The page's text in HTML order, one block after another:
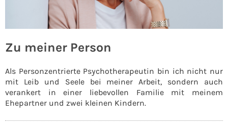
Zu meiner Person
Als Personzentrierte Psychotherapeutin bin ich nicht nur
mit Leib und Seele bei meiner Arbeit, sondern auch
verankert in einer liebevollen Familie mit meinem
Ehepartner und zwei kleinen Kindern.